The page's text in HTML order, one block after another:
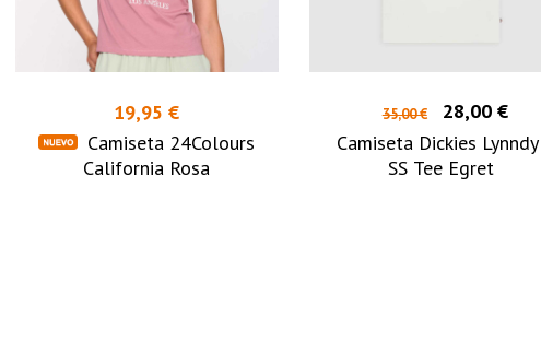
19,95 €
Camiseta 24Colours
California Rosa
35,00 €
28,00 €
Camiseta Dickies
SS Tee Egret